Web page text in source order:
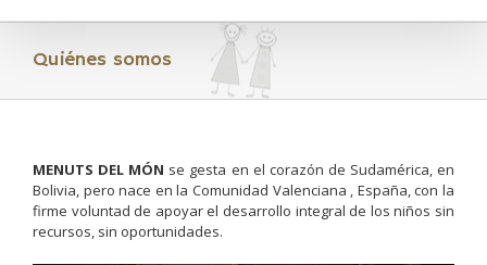
Quiénes somos
MENUTS DEL MÓN se gesta en el corazón de Sudamérica, en
Bolivia, pero nace en la Comunidad Valenciana , España, con la
firme voluntad de apoyar el desarrollo integral de los niños sin
recursos, sin oportunidades.